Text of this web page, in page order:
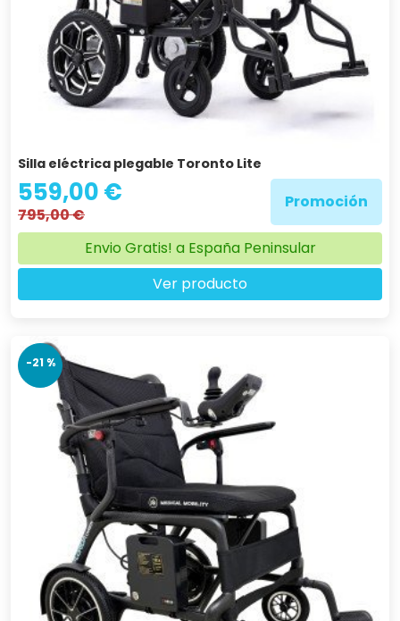
Silla eléctrica plegable Toronto Lite
559,00 €
795,00 €
Promoción
Envio Gratis! a España Peninsular
Ver producto
-21 %